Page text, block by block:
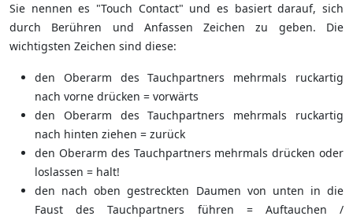
Sie nennen es "Touch Contact" und es basiert darauf, sich
durch Berühren und Anfassen Zeichen zu geben. Die
wichtigsten Zeichen sind diese:
den Oberarm des Tauchpartners mehrmals ruckartig
nach vorne drücken = vorwärts
den Oberarm des Tauchpartners mehrmals ruckartig
nach hinten ziehen = zurück
den Oberarm des Tauchpartners mehrmals drücken oder
loslassen = halt!
den nach oben gestreckten Daumen von unten in die
Faust des Tauchpartners führen = Auftauchen /